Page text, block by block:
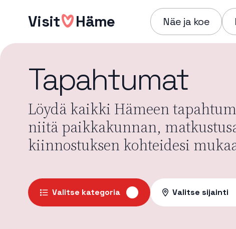
sisältöönVisit Häme Näe ja koe
Tapahtumat
Löydä kaikki Hämeen
niitä paikkakunnan,
kiinnostuksen kohteidesi
Valitse kategoria Valitse sijainti